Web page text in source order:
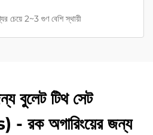
চেয়ে 2~3 গুণ বেশি স্থায়ী
বুলেট টিথ সেট
অগারিংয়ের জন্য